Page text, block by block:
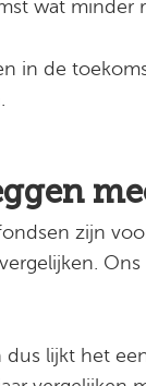
wat minder
in de
zijn
lijkt het